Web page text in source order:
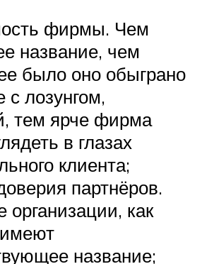
фирмы. Чем
название, чем
было оно обыграно
с лозунгом,
тем ярче фирма
в глазах
клиента;
партнёров.
как
название;